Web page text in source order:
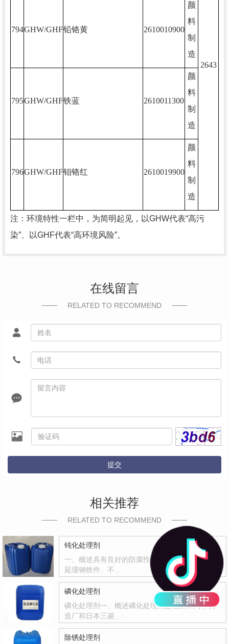
2643
794GHW/GHF铅铬黄 2610010900
颜
料
制
造
795GHW/GHF铁蓝 2610011300
颜
料
制
造
796GHW/GHF钼铬红 2610019900
颜
料
制
造
注：环境特性一栏中，为简明起见，以GHW代表“高污
染”、以GHF代表“高环境风险”。
在线留言
RELATED TO RECOMMEND
提交
相关推荐
RELATED TO RECOMMEND
钝化处理剂
一、概述具有良好的防腐性和封闭能力，有效地
延缓钢铁件、不…
磷化处理剂
磷化处理剂一、概述磷化处理剂是在第二汽车制
造厂和日本三菱…
除锈处理剂